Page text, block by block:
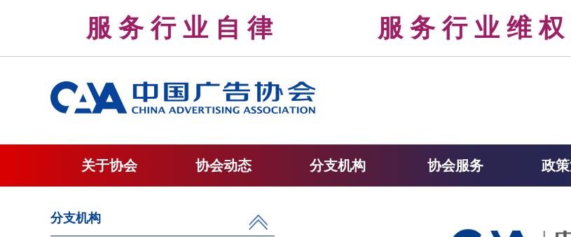
服 务 行 业 自 律 服 务 行 业 维
关于协会 协会动态 分支机构 协会服务 政
分支机构